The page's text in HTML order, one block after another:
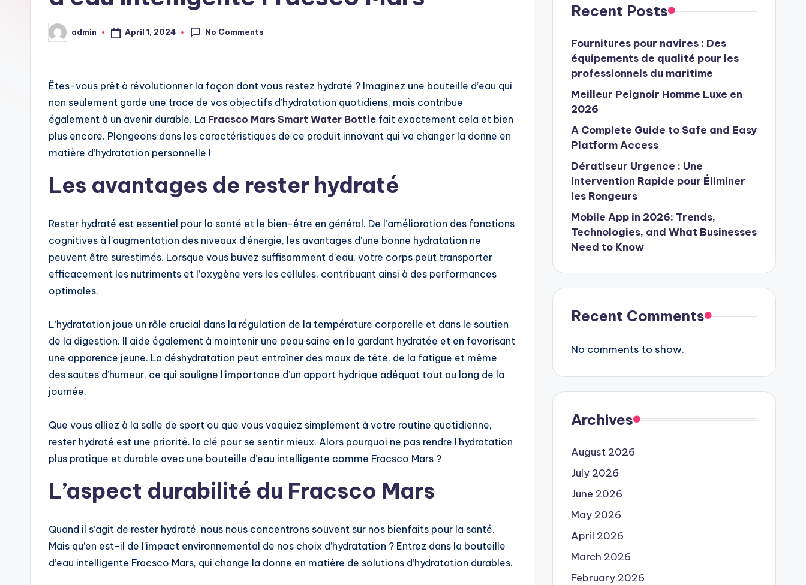
Posted
by
admin April 1, 2024 No Comments
Êtes-vous prêt à révolutionner la façon dont vous restez hydraté ? Imaginez une bouteille d’eau qui
non seulement garde une trace de vos objectifs d’hydratation quotidiens, mais contribue
également à un avenir durable. La Fracsco Mars Smart Water Bottle fait exactement cela et bien
plus encore. Plongeons dans les caractéristiques de ce produit innovant qui va changer la donne en
matière d’hydratation personnelle !
Les avantages de rester hydraté
Rester hydraté est essentiel pour la santé et le bien-être en général. De l’amélioration des fonctions
cognitives à l’augmentation des niveaux d’énergie, les avantages d’une bonne hydratation ne
peuvent être surestimés. Lorsque vous buvez suffisamment d’eau, votre corps peut transporter
efficacement les nutriments et l’oxygène vers les cellules, contribuant ainsi à des performances
optimales.
L’hydratation joue un rôle crucial dans la régulation de la température corporelle et dans le soutien
de la digestion. Il aide également à maintenir une peau saine en la gardant hydratée et en favorisant
une apparence jeune. La déshydratation peut entraîner des maux de tête, de la fatigue et même
des sautes d’humeur, ce qui souligne l’importance d’un apport hydrique adéquat tout au long de la
journée.
Que vous alliez à la salle de sport ou que vous vaquiez simplement à votre routine quotidienne,
rester hydraté est une priorité. la clé pour se sentir mieux. Alors pourquoi ne pas rendre l’hydratation
plus pratique et durable avec une bouteille d’eau intelligente comme Fracsco Mars ?
L’aspect durabilité du Fracsco Mars
Quand il s’agit de rester hydraté, nous nous concentrons souvent sur nos bienfaits pour la santé.
Mais qu’en est-il de l’impact environnemental de nos choix d’hydratation ? Entrez dans la bouteille
d’eau intelligente Fracsco Mars, qui change la donne en matière de solutions d’hydratation durables.
Recent Posts
Fournitures pour navires : Des
équipements de qualité pour les
professionnels du maritime
Meilleur Peignoir Homme Luxe en
2026
A Complete Guide to Safe and Easy
Platform Access
Dératiseur Urgence : Une
Intervention Rapide pour Éliminer
les Rongeurs
Mobile App in 2026: Trends,
Technologies, and What Businesses
Need to Know
Recent Comments
No comments to show.
Archives
August 2026
July 2026
June 2026
May 2026
April 2026
March 2026
February 2026